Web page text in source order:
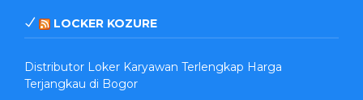
LOCKER KOZURE
Distributor Loker Karyawan Terlengkap Harga
Terjangkau di Bogor